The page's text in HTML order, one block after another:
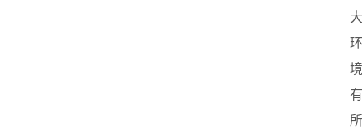
大
环
境
有
所